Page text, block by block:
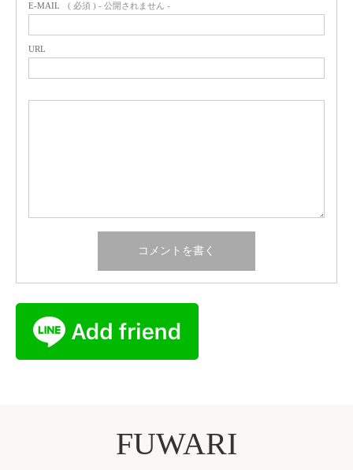
E-MAIL ( 必須 ) - 公開されません -
URL
FUWARI